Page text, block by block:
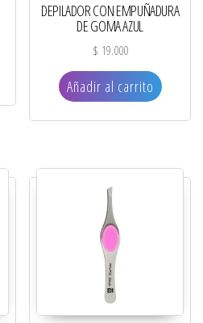
DEPILADOR CON EMPUÑADURA
DE GOMA AZUL
$ 19.000
Añadir al carrito